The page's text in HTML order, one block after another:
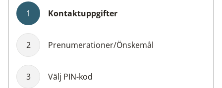
1 Kontaktuppgifter
2 Prenumerationer/Önskemål
3 Välj PIN-kod